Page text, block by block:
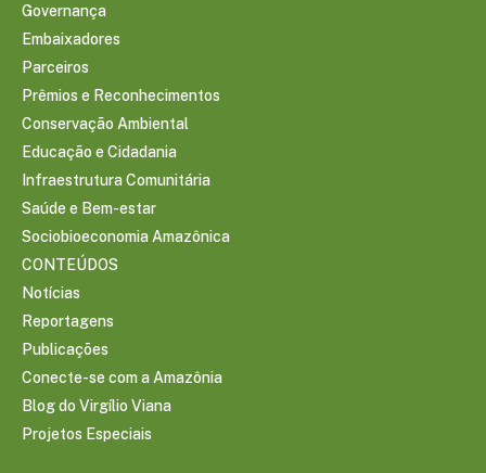
Governança
Embaixadores
Parceiros
Prêmios e Reconhecimentos
Conservação Ambiental
Educação e Cidadania
Infraestrutura Comunitária
Saúde e Bem-estar
Sociobioeconomia Amazônica
CONTEÚDOS
Notícias
Reportagens
Publicações
Conecte-se com a Amazônia
Blog do Virgílio Viana
Projetos Especiais